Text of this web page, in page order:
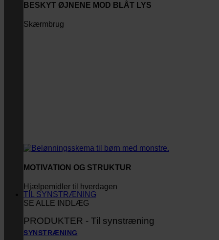
BESKYT ØJNENE MOD BLÅT LYS
Skærmbrug
MOTIVATION OG STRUKTUR
Hjælpemidler til hverdagen
SE ALLE INDLÆG
TIL SYNSTRÆNING
PRODUKTER - Til synstræning
SYNSTRÆNING